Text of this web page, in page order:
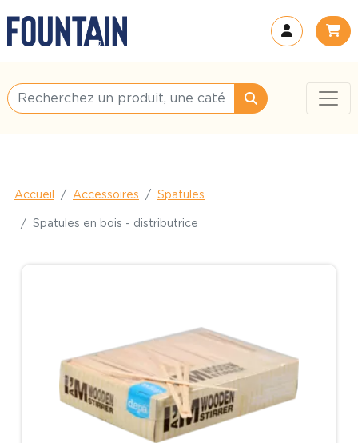
Accueil Accessoires Spatules
Spatules en bois - distributrice